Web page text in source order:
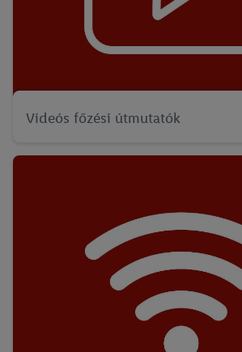
Videós főzési útmutatók